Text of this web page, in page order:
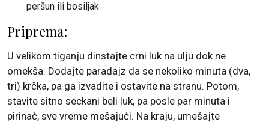
peršun ili bosiljak
Priprema:
U velikom tiganju dinstajte crni luk na ulju dok ne
omekša. Dodajte paradajz da se nekoliko minuta (dva,
tri) krčka, pa ga izvadite i ostavite na stranu. Potom,
stavite sitno seckani beli luk, pa posle par minuta i
pirinač, sve vreme mešajući. Na kraju, umešajte